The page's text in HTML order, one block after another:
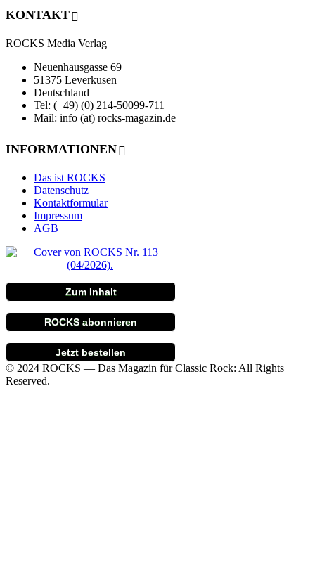
KONTAKT
ROCKS Media Verlag
Neuenhausgasse 69
51375 Leverkusen
Deutschland
Tel: (+49) (0) 214-50099-711
Mail: info (at) rocks-magazin.de
INFORMATIONEN
Das ist ROCKS
Datenschutz
Kontaktformular
Impressum
AGB
Zum Inhalt
ROCKS abonnieren
Jetzt bestellen
© 2024 ROCKS — Das Magazin für Classic Rock: All Rights
Reserved.